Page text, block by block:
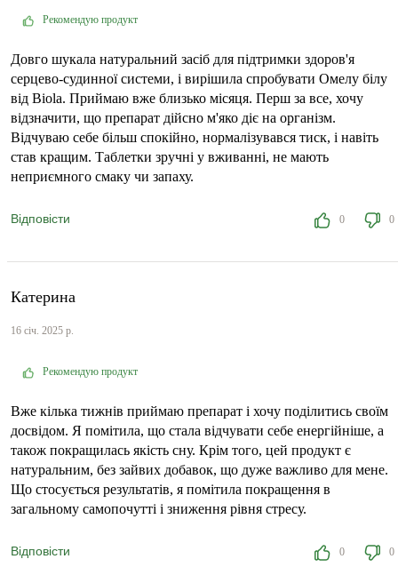
Рекомендую продукт
Довго шукала натуральний засіб для підтримки здоров'я
серцево-судинної системи, і вирішила спробувати Омелу білу
від Biola. Приймаю вже близько місяця. Перш за все, хочу
відзначити, що препарат дійсно м'яко діє на організм.
Відчуваю себе більш спокійно, нормалізувався тиск, і навіть
став кращим. Таблетки зручні у вживанні, не мають
неприємного смаку чи запаху.
Відповісти 0 0
Катерина
16 січ. 2025 р.
Рекомендую продукт
Вже кілька тижнів приймаю препарат і хочу поділитись своїм
досвідом. Я помітила, що стала відчувати себе енергійніше, а
також покращилась якість сну. Крім того, цей продукт є
натуральним, без зайвих добавок, що дуже важливо для мене.
Що стосується результатів, я помітила покращення в
загальному самопочутті і зниження рівня стресу.
Відповісти 0 0